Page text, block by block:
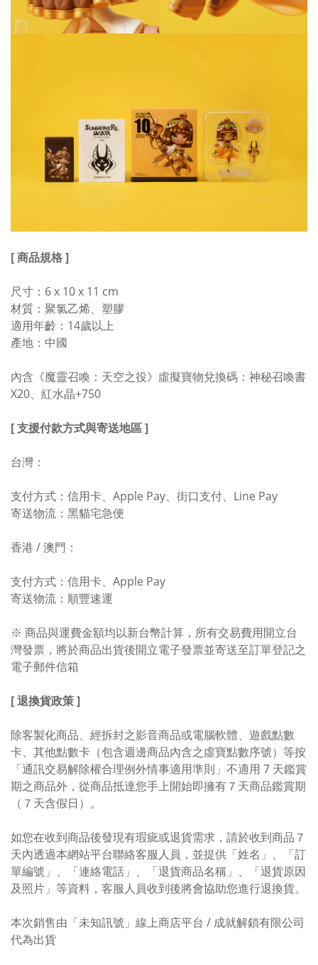
[ 商品規格 ]
尺寸：6 x 10 x 11 cm
材質：聚氯乙烯、塑膠
適用年齡：14歲以上
產地：中國
內含《魔靈召喚：天空之役》虛擬寶物兌換碼：神秘召喚書
X20、紅水晶+750
[ 支援付款方式與寄送地區 ]
台灣：
支付方式：信用卡、Apple Pay、街口支付、Line Pay
寄送物流：黑貓宅急便
香港 / 澳門：
支付方式：信用卡、Apple Pay
寄送物流：順豐速運
※ 商品與運費金額均以新台幣計算，所有交易費用開立台
灣發票，將於商品出貨後開立電子發票並寄送至訂單登記之
電子郵件信箱
[ 退換貨政策 ]
除客製化商品、經拆封之影音商品或電腦軟體、遊戲點數
卡、其他點數卡（包含週邊商品內含之虛寶點數序號）等按
「通訊交易解除權合理例外情事適用準則」不適用 7 天鑑賞
期之商品外，從商品抵達您手上開始即擁有７天商品鑑賞期
（７天含假日）。
如您在收到商品後發現有瑕疵或退貨需求，請於收到商品７
天內透過本網站平台聯絡客服人員，並提供「姓名」、「訂
單編號」、「連絡電話」、「退貨商品名稱」、「退貨原因
及照片」等資料，客服人員收到後將會協助您進行退換貨。
本次銷售由「未知訊號」線上商店平台 / 成就解鎖有限公司
代為出貨